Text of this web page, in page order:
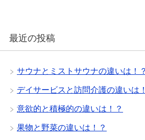
最近の投稿
サウナとミストサウナの違いは！？
デイサービスと訪問介護の違いは
意欲的と積極的の違いは！？
果物と野菜の違いは！？